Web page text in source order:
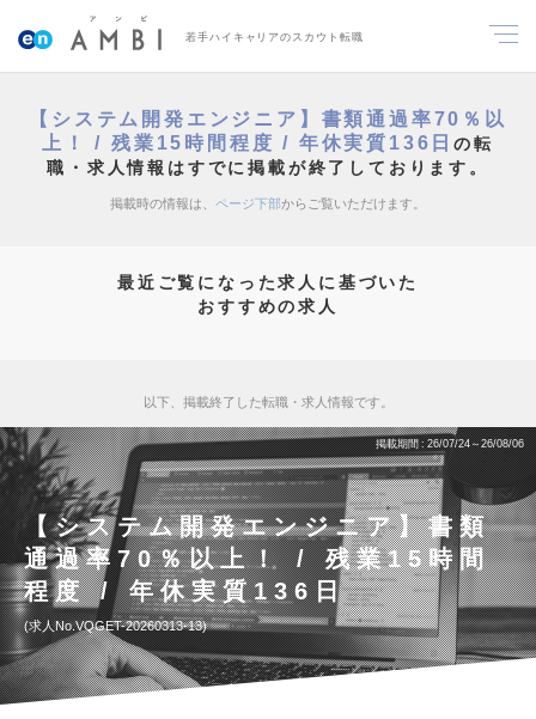
若手ハイキャリアのスカウト転職
【システム開発エンジニア】書類通過率70％以
上！ / 残業15時間程度 / 年休実質136日の転
職・求人情報はすでに掲載が終了しております。
掲載時の情報は、 ページ下部からご覧いただけます。
最近ご覧になった求人に基づいた
おすすめの求人
以下、掲載終了した転職・求人情報です。
掲載期間 26/07/24～26/08/06
【システム開発エンジニア】書類
通過率70％以上！ / 残業15時間
程度 / 年休実質136日
求人No.VQGET-20260313-13